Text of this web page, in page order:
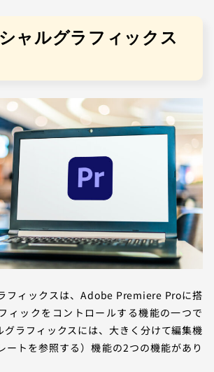
ャルグラフィックス
フィックスは、Adobe Premiere Proに搭
ィックをコントロールする機能の一つで
グラフィックスには、大きく分けて編集機
ートを参照する）機能の2つの機能があり